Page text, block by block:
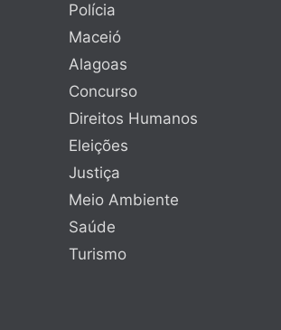
Polícia
Maceió
Alagoas
Concurso
Direitos Humanos
Eleições
Justiça
Meio Ambiente
Saúde
Turismo